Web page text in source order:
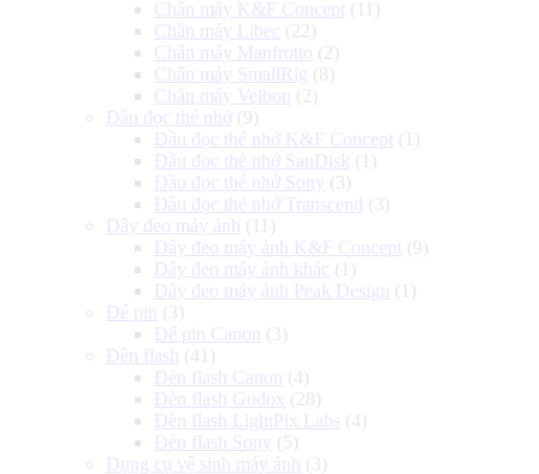
Chân máy K&F Concept (11)
Chân máy Libec (22)
Chân máy Manfrotto (2)
Chân máy SmallRig (8)
Chân máy Velbon
(2)
Đầu đọc thẻ nhớ (9)
Đầu đọc thẻ nhớ K&F Concept (1)
Đầu đọc thẻ nhớ SanDisk (1)
Đầu đọc thẻ nhớ Sony (3)
Đầu đọc thẻ nhớ Transcend
(3)
Dây đeo máy ảnh
(11)
Dây đeo máy ảnh K&F Concept (9)
Dây đeo máy ảnh khác (1)
Dây đeo máy ảnh Peak Design
(1)
Đế pin
(3)
Đế pin Canon
(3)
Đèn flash
(41)
Đèn flash Canon
(4)
Đèn flash Godox (28)
Đèn flash LightPix Labs (4)
Đèn flash Sony (5)
Dụng cụ vệ sinh máy ảnh
(3)